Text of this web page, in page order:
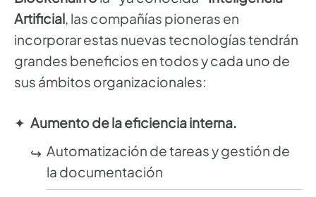
Artificial , las compañías pioneras en
incorporar estas nuevas tecnologías tendrán
grandes beneficios en todos y cada uno de
sus ámbitos organizacionales:
Aumento de laeficiencia interna.
Automatización de tareas y gestión de
la documentación